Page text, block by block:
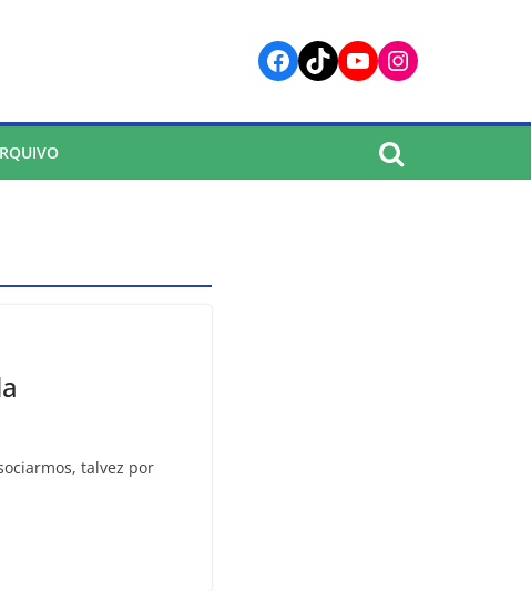
Facebook
TikTokYouTube
Instagram
talvez por